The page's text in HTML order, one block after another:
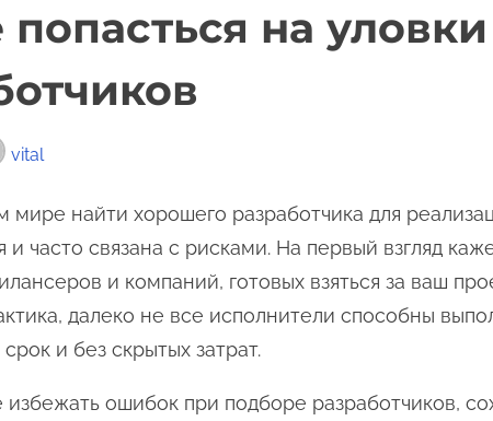
попасться на уловки
vital
мире найти хорошего разработчика для
и часто связана с рисками. На первый взгляд
и компаний, готовых взяться за ваш
далеко не все исполнители способны
и без скрытых затрат.
избежать ошибок при подборе разработчиков,